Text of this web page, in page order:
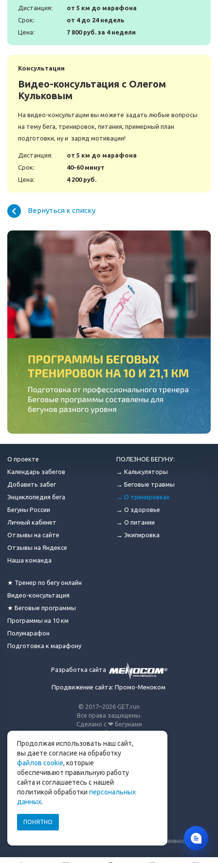
Дистанция:
от 5 км до марафона
Срок:
от 4 до 24 недель
Цена:
7 800 руб. за 4 недели
Консультации
Видео-консультация с Олегом
Кульковым
На видео-консультации вы можете задать любые вопросы
на тему бега, тренировок, питания, примерный план
подготовки, ну и заряд мотивации!
Дистанция:
от 5 км до марафона
Срок:
40-60 минут
Цена:
4 200 руб.
Вернуться к списку
© 2017–2026 GET.run
Все права защищены.
Сделано с ❤ бегунами
для бегунов
Телеграм-канал Get.run
Беговой чат в Телеграм
info@get.run
Уведомление о рисках и ограничение ответственности
О проекте
Календарь забегов
Добавить забег
Энциклопедия бега
Бегуны России
Личный кабинет
Отзывы на сайте
Отзывы на Яндексе
Наша команда
★ Тренер по бегу онлайн
Видео-консультация
★ Беговые программы
Программы на 10 км
Полумарафон
Подготовка к марафону
ПОЛЕЗНОЕ БЕГУНУ:
→ Калькуляторы
→ Беговые травмы
→ О тренировках
→ О здоровье
→ О питании
→ Экипировка
Разработка сайта
Продвижение сайта: Промо-Меноком
Продолжая использовать наш сайт,
вы даете согласие на обработку
файлов cookie, которые
обеспечивают правильную работу
сайта и соглашаетесь с нашей
политикой обработки персональных
данных.
ПОНЯТНО